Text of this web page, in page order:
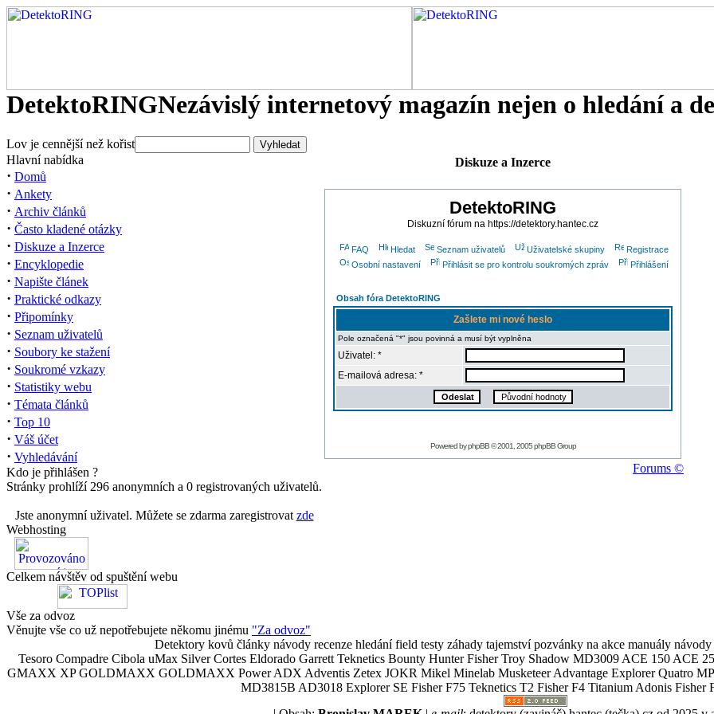
DetektoRINGNezávislý internetový magazín nejen o hledání a
Lov je cennější než kořist
Hlavní nabídka
· Domů
· Ankety
· Archiv článků
· Často kladené otázky
· Diskuze a Inzerce
· Encyklopedie
· Napište článek
· Praktické odkazy
· Připomínky
· Seznam uživatelů
· Soubory ke stažení
· Soukromé vzkazy
· Statistiky webu
· Témata článků
· Top 10
· Váš účet
· Vyhledávání
Kdo je přihlášen ?
Stránky prohlíží 296 anonymních a 0 registrovaných uživatelů.
Jste anonymní uživatel. Můžete se zdarma zaregistrovat zde
Webhosting
Celkem návštěv od spuštění webu
Vše za odvoz
Věnujte vše co už nepotřebujete někomu jinému "Za odvoz"
Diskuze a Inzerce
DetektoRING
Diskuzní fórum na https://detektory.hantec.cz
FAQ Hledat Seznam uživatelů Uživatelské skupiny
Registrace
Osobní nastavení
Přihlásit se pro kontrolu soukromých zpráv Přihlášení
Obsah fóra DetektoRING
Zašlete mi nové heslo
Pole označená "*" jsou povinná a musí být vyplněna
Uživatel: *
E-mailová adresa: *
Powered byphpBB© 2001, 2005 phpBB Group
Forums ©
Detektory kovů články návody recenze hledání field testy záhady tajemství pozvánky na akce manuály
Tesoro Compadre Cibola uMax Silver Cortes Eldorado Garrett Teknetics Bounty Hunter Fisher Troy Shadow MD3009 ACE 150 ACE
GMAXX XP GOLDMAXX GOLDMAXX Power ADX Adventis Zetex JOKR Mikel Minelab Musketeer Advantage Explorer Quatro
MD3815B AD3018 Explorer SE Fisher F75 Teknetics T2 Fisher F4 Titanium Adonis Fisher